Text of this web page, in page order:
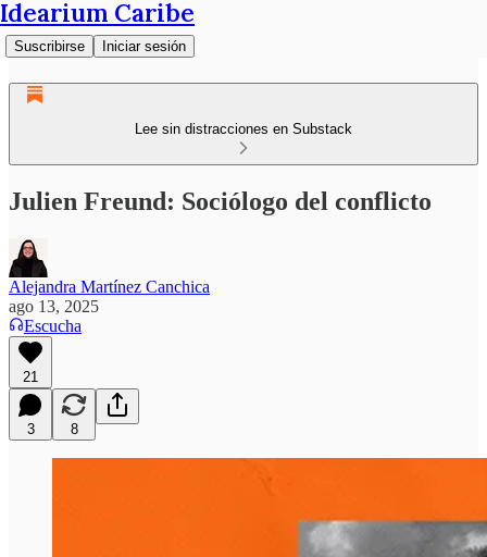
Idearium Caribe
Suscribirse Iniciar sesión
Lee sin distracciones en Substack
Julien Freund: Sociólogo del conflicto
Alejandra Martínez Canchica
ago 13, 2025
Escucha
21
3 8